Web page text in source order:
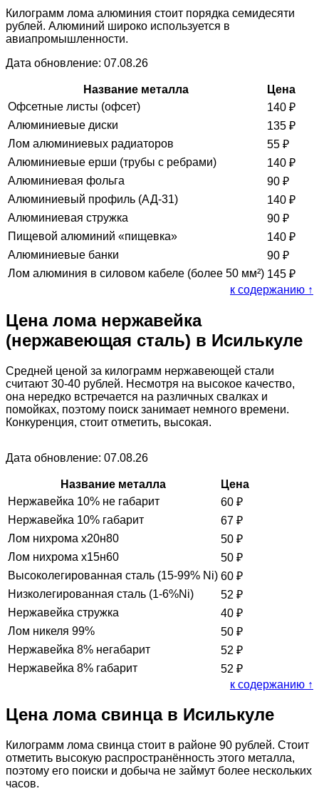
Килограмм лома алюминия стоит порядка семидесяти
рублей. Алюминий широко используется в
авиапромышленности.
Дата обновление: 07.08.26
Название металла
Цена
Офсетные листы (офсет)
140 ₽
Алюминиевые диски
135 ₽
Лом алюминиевых радиаторов
55 ₽
Алюминиевые ерши (трубы с ребрами)
140 ₽
Алюминиевая фольга
90 ₽
Алюминиевый профиль (АД-31)
140 ₽
Алюминиевая стружка
90 ₽
Пищевой алюминий «пищевка»
140 ₽
Алюминиевые банки
90 ₽
Лом алюминия в силовом кабеле (более 50 мм²) 145 ₽
к содержанию ↑
Цена лома нержавейка
(нержавеющая сталь) в Исилькуле
Средней ценой за килограмм нержавеющей стали
считают 30-40 рублей. Несмотря на высокое качество,
она нередко встречается на различных свалках и
помойках, поэтому поиск занимает немного времени.
Конкуренция, стоит отметить, высокая.
Дата обновление: 07.08.26
Название металла
Цена
Нержавейка 10% не габарит
60 ₽
Нержавейка 10% габарит
67 ₽
Лом нихрома х20н80
50 ₽
Лом нихрома х15н60
50 ₽
Высоколегированная сталь (15-99% Ni) 60 ₽
Низколегированная сталь (1-6%Ni)
52 ₽
Нержавейка стружка
40 ₽
Лом никеля 99%
50 ₽
Нержавейка 8% негабарит
52 ₽
Нержавейка 8% габарит
52 ₽
к содержанию ↑
Цена лома свинца в Исилькуле
Килограмм лома свинца стоит в районе 90 рублей. Стоит
отметить высокую распространённость этого металла,
поэтому его поиски и добыча не займут более нескольких
часов.